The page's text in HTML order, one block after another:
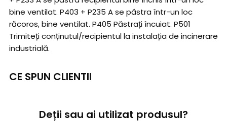
bine ventilat. P403 + P235 A se păstra într-un loc
răcoros, bine ventilat. P405 Păstrați încuiat. P501
Trimiteți conținutul/recipientul la instalația de incinerare
industrială.
CE SPUN CLIENTII
Deții sau ai utilizat produsul?